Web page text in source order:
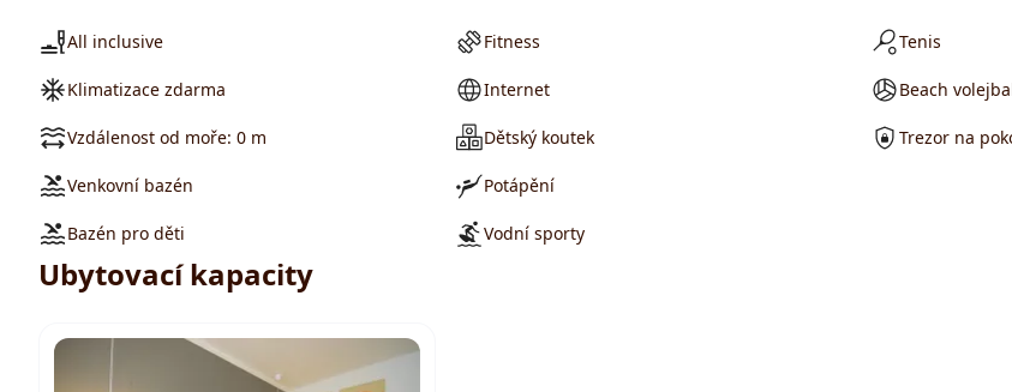
All inclusive
Klimatizace zdarma
Vzdálenost od moře: 0 m
Venkovní bazén
Bazén pro děti
Fitness
Internet
Dětský koutek
Potápění
Vodní sporty
Tenis
Beach
Trezor na
Ubytovací kapacity